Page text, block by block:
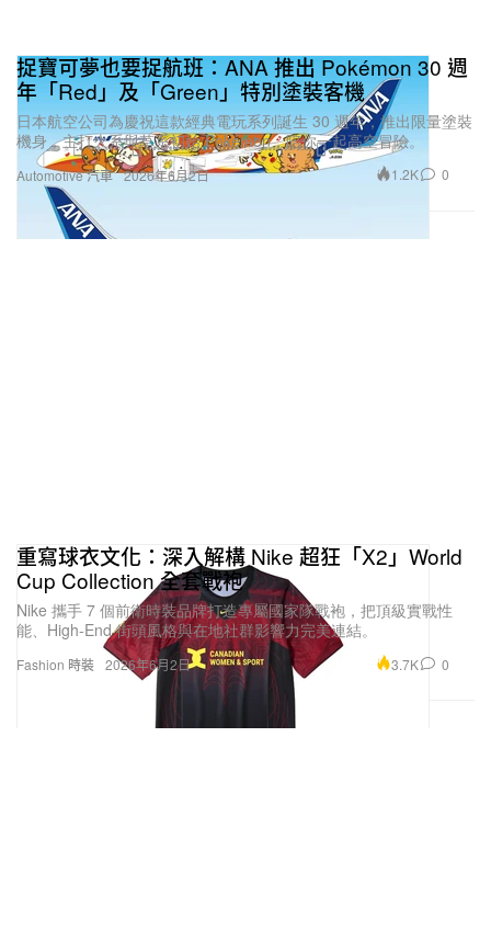
Automotive 汽車
捉寶可夢也要捉航班：ANA 推出 Pokémon 30 週
年「Red」及「Green」特別塗裝客機
日本航空公司為慶祝這款經典電玩系列誕生 30 週年，推出限量塗裝
機身，主打火系與草系初始 Pokémon，陪你一起高空冒險。
2026年6月2日 1.2K 0
Fashion 時裝
重寫球衣文化：深入解構 Nike 超狂「X2」World
Cup Collection 全套戰袍
Nike 攜手 7 個前衛時裝品牌打造專屬國家隊戰袍，把頂級實戰性
能、High-End 街頭風格與在地社群影響力完美連結。
2026年6月2日 3.7K 0